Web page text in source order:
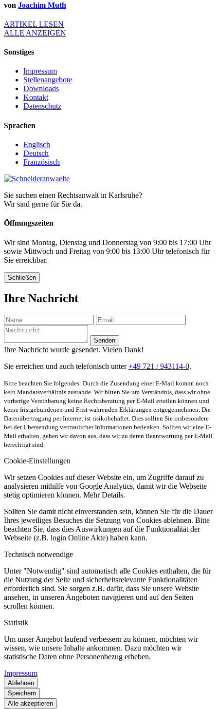
von Joachim Muth
ARTIKEL LESEN
ALLE ANZEIGEN
Sonstiges
Impressum
Stellenangebote
Downloads
Kontakt
Datenschutz
Sprachen
Englisch
Deutsch
Französisch
Sie suchen einen Rechtsanwalt in Karlsruhe?
Wir sind gerne für Sie da.
Öffnungszeiten
Wir sind Montag, Dienstag und Donnerstag von 9:00 bis 17:00 Uhr
sowie Mittwoch und Freitag von 9:00 bis 13:00 Uhr telefonisch für
Sie erreichbar.
Schließen
Ihre Nachricht
Senden
Ihre Nachricht wurde gesendet. Vielen Dank!
Sie erreichen und auch telefonisch unter+49 721 / 943114-0.
Bitte beachten Sie folgendes: Durch die Zusendung einer E-Mail kommt noch
kein Mandatsverhältnis zustande. Wir bitten Sie um Verständnis, dass wir ohne
vorherige Vereinbarung keine Rechtsberatung per E-Mail erteilen können und
keine fristgebundenen und Frist wahrenden Erklärungen entgegennehmen. Die
Datenübertragung per Internet ist risikobehaftet. Dies sollten Sie insbesondere
bei der Übersendung vertraulicher Informationen bedenken. Sollten wir eine E-
Mail erhalten, gehen wir davon aus, dass wir zu deren Beantwortung per E-Mail
berechtigt sind.
Cookie-Einstellungen
Wir setzen Cookies auf dieser Website ein, um Zugriffe darauf zu
analysieren mithilfe von Google Analytics, damit wir die Webseite
stetig optimieren können. Mehr Details.
Sollten Sie damit nicht einverstanden sein, können Sie für die Dauer
Ihres jeweiliges Besuches die Setzung von Cookies ablehnen. Bitte
beachten Sie, dass dies Auswirkungen auf die Funktionalität der
Webseite (z.B. login Online Akte) haben kann.
Technisch notwendige
Unter "Notwendig" sind automatisch alle Cookies enthalten, die für
die Nutzung der Seite und sicherheitsrelevante Funktionalitäten
erforderlich sind. Sie sorgen z.B. dafür, dass Sie unsere Website
ansehen, in unseren Angeboten navigieren und auf den Seiten
scrollen können.
Statistik
Um unser Angebot laufend verbessern zu können, möchten wir
wissen, wie unsere Inhalte ankommen. Dazu möchten wir
statistische Daten ohne Personenbezug erheben.
Impressum
Ablehnen
Speichern
Alle akzeptieren